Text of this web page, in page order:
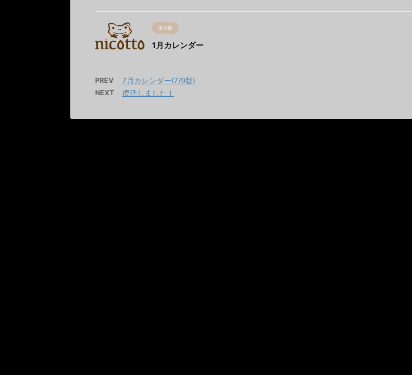
未分類
1月カレンダー
PREV 7月カレンダー(7/9版)
NEXT 復活しました！